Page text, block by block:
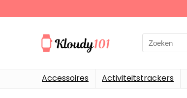
Search
for:
Accessoires Activiteitstrackers